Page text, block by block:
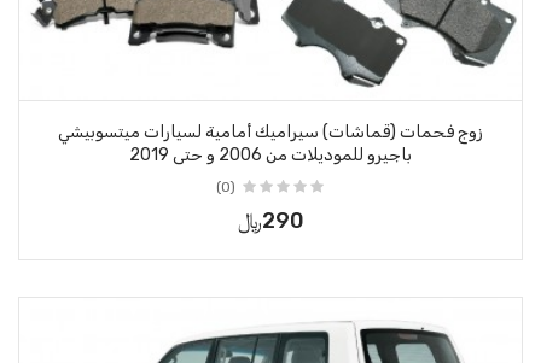
زوج فحمات (قماشات) سيراميك أمامية لسيارات ميتسوبيشي
باجيرو للموديلات من 2006 و حتى 2019
(0)
290﷼